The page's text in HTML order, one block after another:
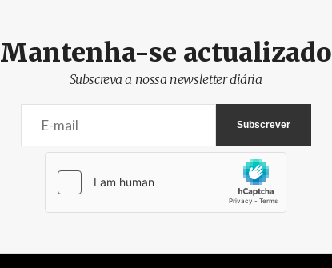
Mantenha-se actualizado
Subscreva a nossa newsletter diária